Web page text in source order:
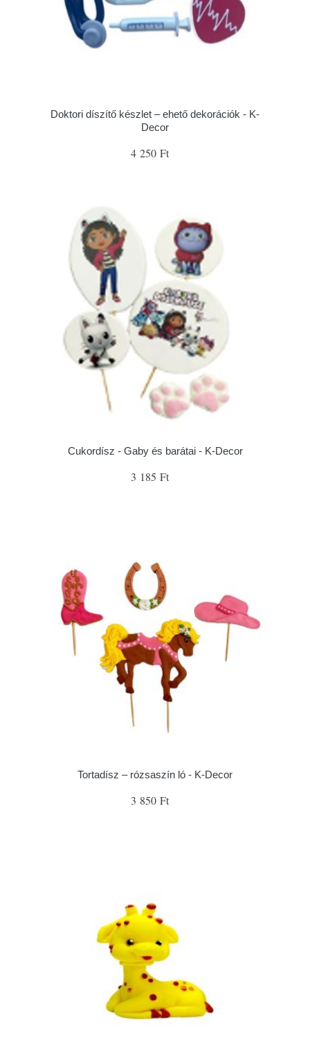
Doktori díszítő készlet – ehető dekorációk - K-
Decor
4 250 Ft
Cukordísz - Gaby és barátai - K-Decor
3 185 Ft
Tortadísz – rózsaszín ló - K-Decor
3 850 Ft